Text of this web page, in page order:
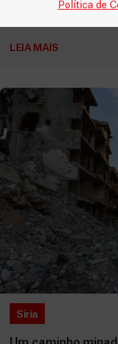
Política de
6
LEIA MAIS
Síria